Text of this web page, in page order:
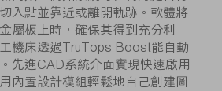
入點並靠近或離開軌跡。軟體將
屬板上時，確保其得到充分利
機床透過TruTops Boost能自動
先進CAD系統介面實現快速啟用
內置設計模組輕鬆地自己創建圖